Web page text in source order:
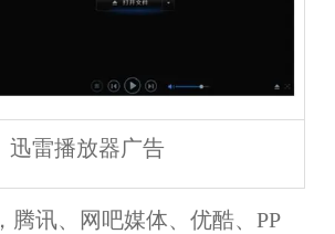
迅雷播放器广告
，腾讯、网吧媒体、优酷、PP